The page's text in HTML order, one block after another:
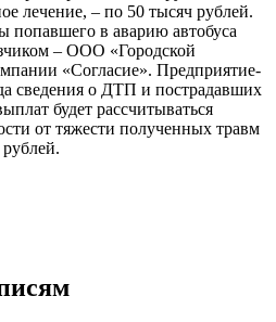
лечение, – по 50 тысяч рублей.
попавшего в аварию автобуса
– ООО «Городской
«Согласие». Предприятие-
сведения о ДТП и пострадавших
будет рассчитываться
от тяжести полученных травм